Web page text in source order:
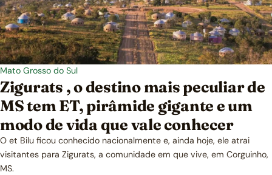
Mato Grosso do Sul
Zigurats , o destino mais peculiar de
MS tem ET, pirâmide gigante e um
modo de vida que vale conhecer
O et Bilu ficou conhecido nacionalmente e, ainda hoje, ele atrai
visitantes para Zigurats, a comunidade em que vive, em Corguinho,
MS.